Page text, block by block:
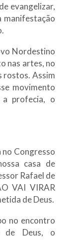
evangelizar,
manifestação
Nordestino
nas artes, no
rostos. Assim
movimento
profecia, o
no Congresso
casa de
Rafael de
VAI VIRAR
de Deus.
no encontro
de Deus, o